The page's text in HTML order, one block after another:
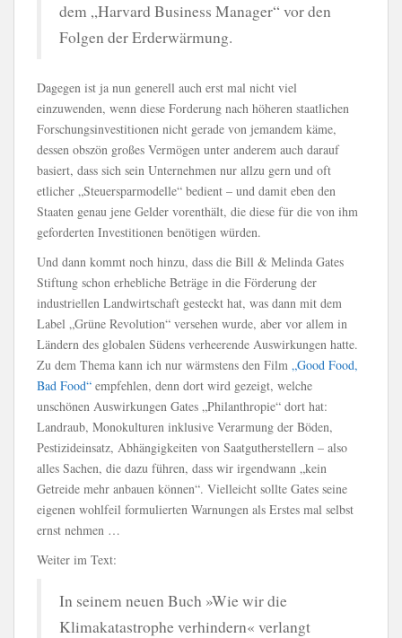
dem „Harvard Business Manager“ vor den
Folgen der Erderwärmung.
Dagegen ist ja nun generell auch erst mal nicht viel
einzuwenden, wenn diese Forderung nach höheren staatlichen
Forschungsinvestitionen nicht gerade von jemandem käme,
dessen obszön großes Vermögen unter anderem auch darauf
basiert, dass sich sein Unternehmen nur allzu gern und oft
etlicher „Steuersparmodelle“ bedient – und damit eben den
Staaten genau jene Gelder vorenthält, die diese für die von ihm
geforderten Investitionen benötigen würden.
Und dann kommt noch hinzu, dass die Bill & Melinda Gates
Stiftung schon erhebliche Beträge in die Förderung der
industriellen Landwirtschaft gesteckt hat, was dann mit dem
Label „Grüne Revolution“ versehen wurde, aber vor allem in
Ländern des globalen Südens verheerende Auswirkungen hatte.
Zu dem Thema kann ich nur wärmstens den Film „Good Food,
Bad Food“ empfehlen, denn dort wird gezeigt, welche
unschönen Auswirkungen Gates „Philanthropie“ dort hat:
Landraub, Monokulturen inklusive Verarmung der Böden,
Pestizideinsatz, Abhängigkeiten von Saatgutherstellern – also
alles Sachen, die dazu führen, dass wir irgendwann „kein
Getreide mehr anbauen können“. Vielleicht sollte Gates seine
eigenen wohlfeil formulierten Warnungen als Erstes mal selbst
ernst nehmen …
Weiter im Text:
In seinem neuen Buch »Wie wir die
Klimakatastrophe verhindern« verlangt